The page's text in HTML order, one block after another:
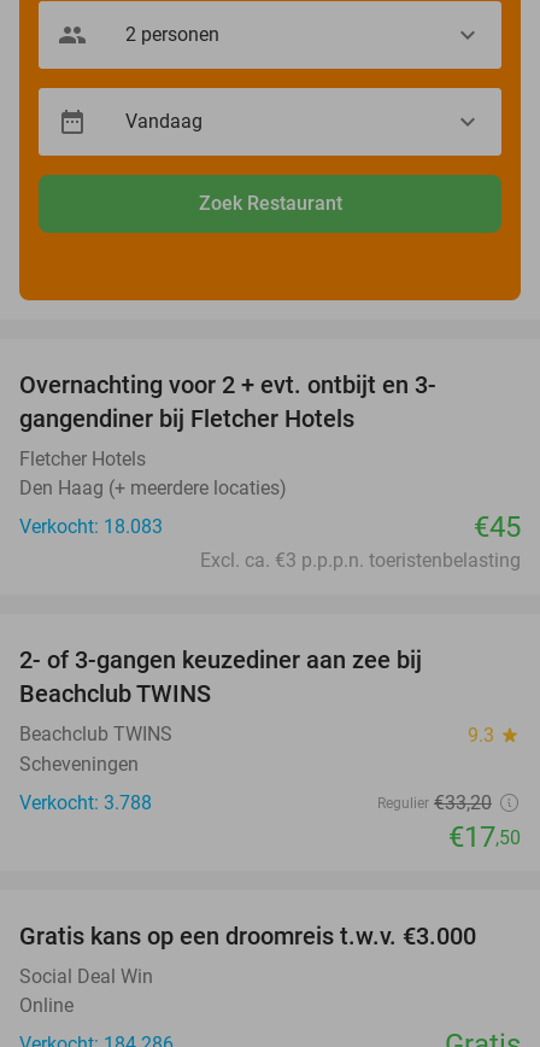
Zoek Restaurant
Overnachting voor 2 + evt. ontbijt en 3-
gangendiner bij Fletcher Hotels
Fletcher Hotels
Den Haag (+ meerdere locaties)
Verkocht: 18.083
€45
Excl. ca. €3 p.p.p.n. toeristenbelasting
2- of 3-gangen keuzediner aan zee bij
Beachclub TWINS
Beachclub TWINS 9.3 star
Scheveningen
Verkocht: 3.788
Regulier €33,20
€17,50
Gratis kans op een droomreis t.w.v. €3.000
Social Deal Win
Online